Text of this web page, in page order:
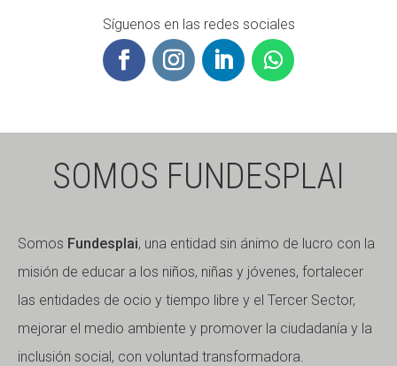
Síguenos en las redes sociales
SOMOS FUNDESPLAI
Somos Fundesplai, una entidad sin ánimo de lucro con la
misión de educar a los niños, niñas y jóvenes, fortalecer
las entidades de ocio y tiempo libre y el Tercer Sector,
mejorar el medio ambiente y promover la ciudadanía y la
inclusión social, con voluntad transformadora.